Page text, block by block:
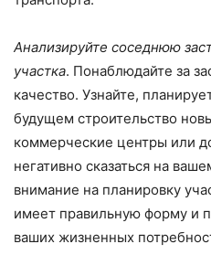
Анализируйте соседнюю
участка. Понаблюдайте за
качество. Узнайте,
будущем строительство
коммерческие центры или
негативно сказаться на
внимание на планировку
имеет правильную форму и
ваших жизненных